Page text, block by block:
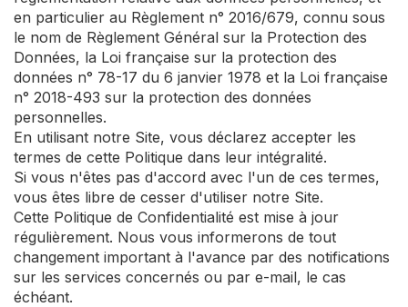
en particulier au Règlement n° 2016/679, connu sous
le nom de Règlement Général sur la Protection des
Données, la Loi française sur la protection des
données n° 78-17 du 6 janvier 1978 et la Loi française
n° 2018-493 sur la protection des données
personnelles.
En utilisant notre Site, vous déclarez accepter les
termes de cette Politique dans leur intégralité.
Si vous n'êtes pas d'accord avec l'un de ces termes,
vous êtes libre de cesser d'utiliser notre Site.
Cette Politique de Confidentialité est mise à jour
régulièrement. Nous vous informerons de tout
changement important à l'avance par des notifications
sur les services concernés ou par e-mail, le cas
échéant.